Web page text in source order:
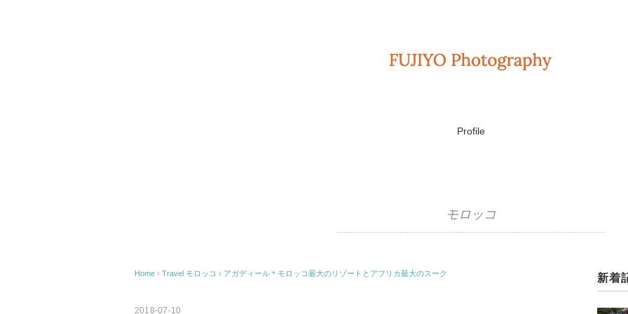
Profile
モロッコ
Home › Travel モロッコ › アガディール＊モロッコ最大のリゾートとアフリカ最大のスーク
2018-07-10
新着